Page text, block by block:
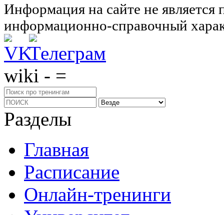
Информация на сайте не
информационно-справочный
wiki - =
Разделы
Главная
Расписание
Онлайн-тренинги